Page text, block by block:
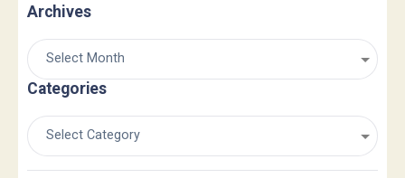
Archives
Categories